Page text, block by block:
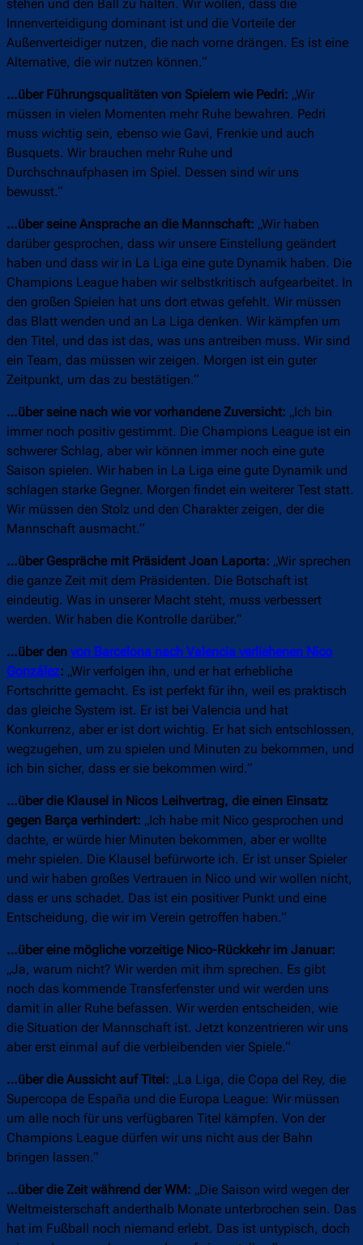
stehen und den Ball zu halten. Wir wollen, dass die
Innenverteidigung dominant ist und die Vorteile der
Außenverteidiger nutzen, die nach vorne drängen. Es ist eine
Alternative, die wir nutzen können.“
…über Führungsqualitäten von Spielern wie Pedri: „Wir
müssen in vielen Momenten mehr Ruhe bewahren. Pedri
muss wichtig sein, ebenso wie Gavi, Frenkie und auch
Busquets. Wir brauchen mehr Ruhe und
Durchschnaufphasen im Spiel. Dessen sind wir uns
bewusst.“
…über seine Ansprache an die Mannschaft: „Wir haben
darüber gesprochen, dass wir unsere Einstellung geändert
haben und dass wir in La Liga eine gute Dynamik haben. Die
Champions League haben wir selbstkritisch aufgearbeitet. In
den großen Spielen hat uns dort etwas gefehlt. Wir müssen
das Blatt wenden und an La Liga denken. Wir kämpfen um
den Titel, und das ist das, was uns antreiben muss. Wir sind
ein Team, das müssen wir zeigen. Morgen ist ein guter
Zeitpunkt, um das zu bestätigen.“
…über seine nach wie vor vorhandene Zuversicht: „Ich bin
immer noch positiv gestimmt. Die Champions League ist ein
schwerer Schlag, aber wir können immer noch eine gute
Saison spielen. Wir haben in La Liga eine gute Dynamik und
schlagen starke Gegner. Morgen findet ein weiterer Test statt.
Wir müssen den Stolz und den Charakter zeigen, der die
Mannschaft ausmacht.“
…über Gespräche mit Präsident Joan Laporta: „Wir sprechen
die ganze Zeit mit dem Präsidenten. Die Botschaft ist
eindeutig. Was in unserer Macht steht, muss verbessert
werden. Wir haben die Kontrolle darüber.“
…über den von Barcelona nach Valencia verliehenen Nico
González: „Wir verfolgen ihn, und er hat erhebliche
Fortschritte gemacht. Es ist perfekt für ihn, weil es praktisch
das gleiche System ist. Er ist bei Valencia und hat
Konkurrenz, aber er ist dort wichtig. Er hat sich entschlossen,
wegzugehen, um zu spielen und Minuten zu bekommen, und
ich bin sicher, dass er sie bekommen wird.“
…über die Klausel in Nicos Leihvertrag, die einen Einsatz
gegen Barça verhindert: „Ich habe mit Nico gesprochen und
dachte, er würde hier Minuten bekommen, aber er wollte
mehr spielen. Die Klausel befürworte ich. Er ist unser Spieler
und wir haben großes Vertrauen in Nico und wir wollen nicht,
dass er uns schadet. Das ist ein positiver Punkt und eine
Entscheidung, die wir im Verein getroffen haben.“
…über eine mögliche vorzeitige Nico-Rückkehr im Januar:
„Ja, warum nicht? Wir werden mit ihm sprechen. Es gibt
noch das kommende Transferfenster und wir werden uns
damit in aller Ruhe befassen. Wir werden entscheiden, wie
die Situation der Mannschaft ist. Jetzt konzentrieren wir uns
aber erst einmal auf die verbleibenden vier Spiele.“
…über die Aussicht auf Titel: „La Liga, die Copa del Rey, die
Supercopa de España und die Europa League: Wir müssen
um alle noch für uns verfügbaren Titel kämpfen. Von der
Champions League dürfen wir uns nicht aus der Bahn
bringen lassen.“
…über die Zeit während der WM: „Die Saison wird wegen der
Weltmeisterschaft anderthalb Monate unterbrochen sein. Das
hat im Fußball noch niemand erlebt. Das ist untypisch, doch